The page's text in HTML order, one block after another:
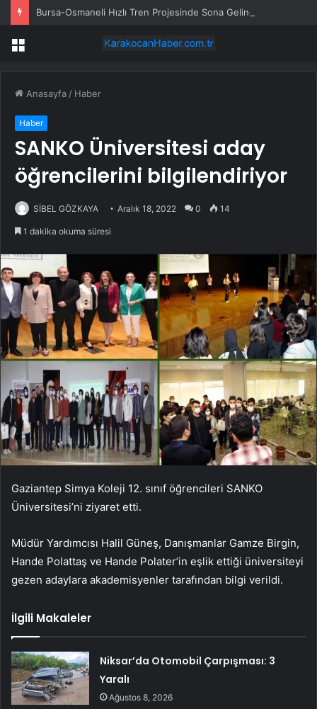
Bursa-Osmaneli Hızlı Tren Projesinde Sona Gelindi
Menü
Anasayfa / Haber
Haber
SANKO Üniversitesi aday
öğrencilerini bilgilendiriyor
SİBEL GÖZKAYA Aralık 18, 2022 0 14
1 dakika okuma süresi
Gaziantep Simya Koleji 12. sınıf öğrencileri SANKO
Üniversitesi’ni ziyaret etti.
Müdür Yardımcısı Halil Güneş, Danışmanlar Gamze Birgin,
Hande Polattaş ve Hande Polater’in eşlik ettiği üniversiteyi
gezen adaylara akademisyenler tarafından bilgi verildi.
İlgili Makaleler
Niksar’da Otomobil Çarpışması: 3
Yaralı
Ağustos 8, 2026